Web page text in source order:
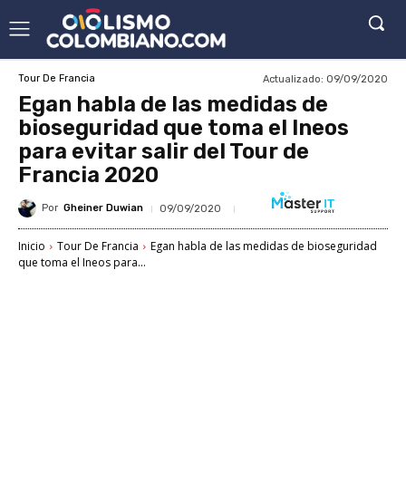
Tour De Francia Actualizado: 09/09/2020
Egan habla de las medidas de
bioseguridad que toma el Ineos
para evitar salir del Tour de
Francia 2020
Por Gheiner Duwian 09/09/2020
Inicio Tour De Francia
Egan habla de las medidas de bioseguridad
que toma el Ineos para...